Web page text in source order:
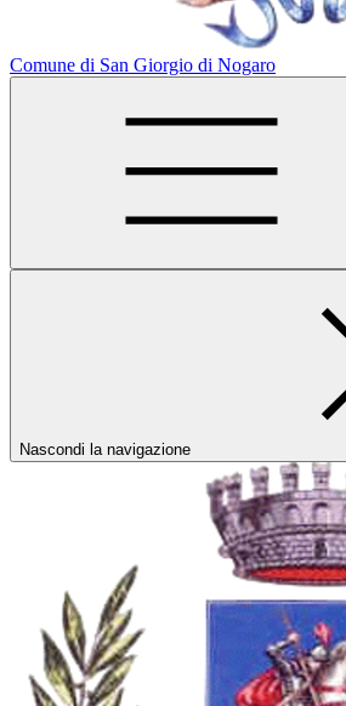
Comune di San Giorgio di Nogaro
Nascondi la navigazione